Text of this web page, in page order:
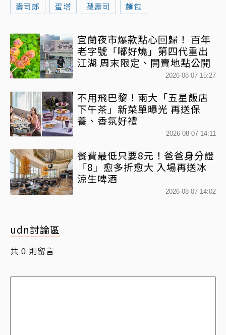
壽司郎 蛋塔 藏壽司 麵包
宜蘭夜市爆款點心回歸！ 百年
老字號「嘟好燒」第四代重出
江湖 周末限定、開賣地點公開
2026-08-07 15:27
不用飛巴黎！兩大「五星飯店
下午茶」新菜單曝光 再送保
養、香氛好禮
2026-08-07 14:11
餐費最低只要8元！爸爸身分證
「8」愈多折愈大 入場再送冰
涼生啤酒
2026-08-07 14:02
udn討論區
共 0 則留言